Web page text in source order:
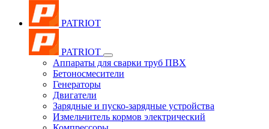
PATRIOT
PATRIOT
Аппараты для сварки труб ПВХ
Бетоносмесители
Генераторы
Двигатели
Зарядные и пуско-зарядные устройства
Измельчитель кормов электрический